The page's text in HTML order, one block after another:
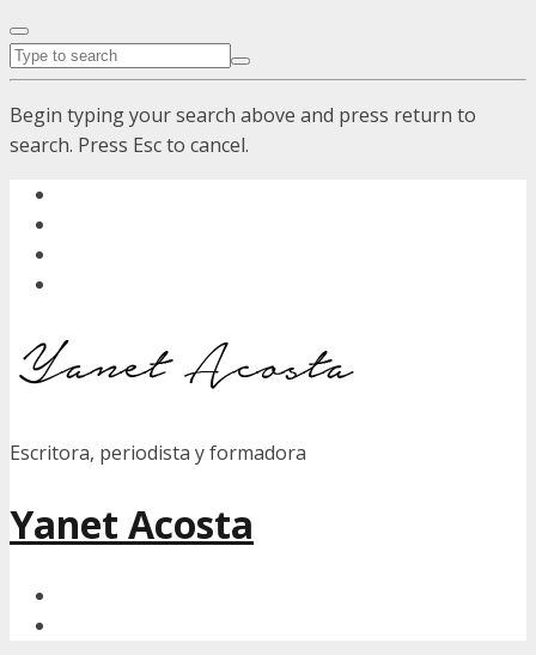
Begin typing your search above and press return to
search. Press Esc to cancel.
Escritora, periodista y formadora
Yanet Acosta